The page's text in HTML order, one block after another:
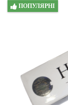
ПОПУЛЯРНІ